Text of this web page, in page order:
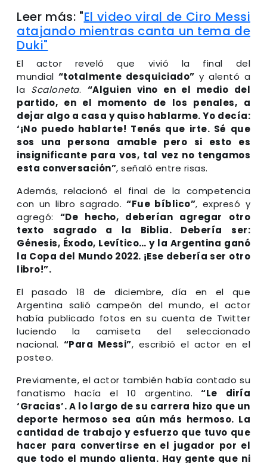
Leer más: "El video viral de Ciro Messi
atajando mientras canta un tema de
Duki"
El actor reveló que vivió la final del
mundial “totalmente desquiciado” y alentó a
la Scaloneta. “Alguien vino en el medio del
partido, en el momento de los penales, a
dejar algo a casa y quiso hablarme. Yo decía:
‘¡No puedo hablarte! Tenés que irte. Sé que
sos una persona amable pero si esto es
insignificante para vos, tal vez no tengamos
esta conversación”, señaló entre risas.
Además, relacionó el final de la competencia
con un libro sagrado.“Fue bíblico”, expresó y
agregó: “De hecho, deberían agregar otro
texto sagrado a la Biblia. Debería ser:
Génesis, Éxodo, Levítico… y la Argentina ganó
la Copa del Mundo 2022. ¡Ese debería ser otro
libro!”.
El pasado 18 de diciembre, día en el que
Argentina salió campeón del mundo, el actor
había publicado fotos en su cuenta de Twitter
luciendo la camiseta del seleccionado
nacional. “Para Messi”, escribió el actor en el
posteo.
Previamente, el actor también había contado su
fanatismo hacía el 10 argentino. “Le diría
‘Gracias’. A lo largo de su carrera hizo que un
deporte hermoso sea aún más hermoso. La
cantidad de trabajo y esfuerzo que tuvo que
hacer para convertirse en el jugador por el
que todo el mundo alienta. Hay gente que ni